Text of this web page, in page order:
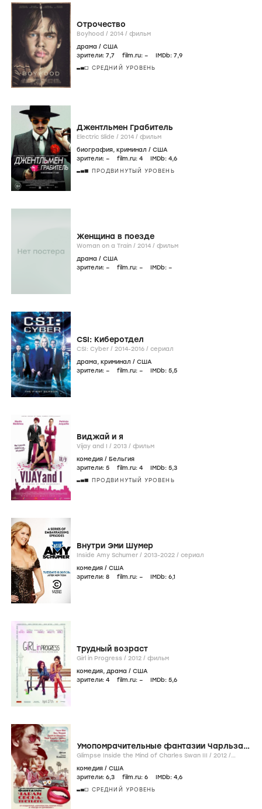
Отрочество
Boyhood / 2014 / фильм
драма / США
зрители: 7,7 film.ru: – IMDb: 7,9
СРЕДНИЙ УРОВЕНЬ
Джентльмен Грабитель
Electric Slide / 2014 / фильм
биография, криминал / США
зрители: – film.ru: 4 IMDb: 4,6
ПРОДВИНУТЫЙ УРОВЕНЬ
Женщина в поезде
Woman on a Train / 2014 / фильм
драма / США
зрители: – film.ru: – IMDb: –
CSI: Киберотдел
CSI: Cyber / 2014-2016 / сериал
драма, криминал / США
зрители: – film.ru: – IMDb: 5,5
Виджай и я
Vijay and I / 2013 / фильм
комедия / Бельгия
зрители: 5 film.ru: 4 IMDb: 5,3
ПРОДВИНУТЫЙ УРОВЕНЬ
Внутри Эми Шумер
Inside Amy Schumer / 2013-2022 / сериал
комедия / США
зрители: 8 film.ru: – IMDb: 6,1
Трудный возраст
Girl in Progress / 2012 / фильм
комедия, драма / США
зрители: 4 film.ru: – IMDb: 5,6
Умопомрачительные фантазии Чарльза
Свона-третьего
Glimpse Inside the Mind of Charles Swan III / 2012 /
комедия / США
зрители: 6,3 film.ru: 6 IMDb: 4,6
СРЕДНИЙ УРОВЕНЬ